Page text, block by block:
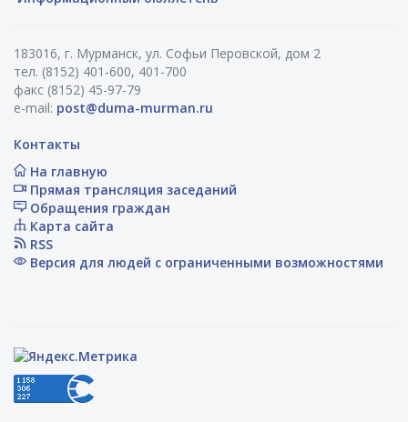
183016, г. Мурманск, ул. Софьи Перовской, дом 2
тел. (8152) 401-600, 401-700
факс (8152) 45-97-79
e-mail: post@duma-murman.ru
Контакты
На главную
Прямая трансляция заседаний
Обращения граждан
Карта сайта
RSS
Версия для людей с ограниченными возможностями